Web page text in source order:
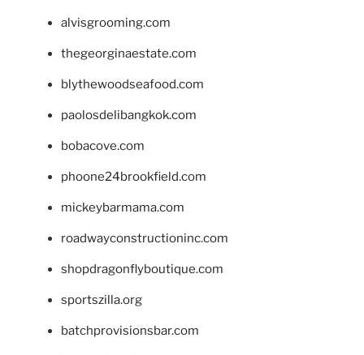
alvisgrooming.com
thegeorginaestate.com
blythewoodseafood.com
paolosdelibangkok.com
bobacove.com
phoone24brookfield.com
mickeybarmama.com
roadwayconstructioninc.com
shopdragonflyboutique.com
sportszilla.org
batchprovisionsbar.com